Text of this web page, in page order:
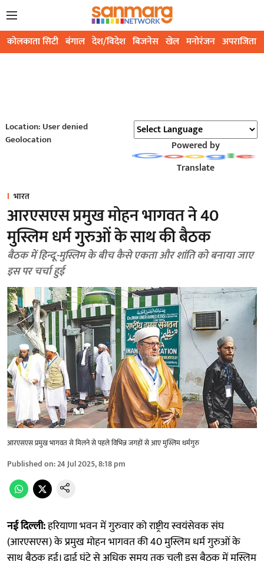
कोलकाता सिटी बंगाल देश/विदेश बिजनेस खेल मनोरंजन अपराजिता
Location: User denied
Geolocation
Powered by
Translate
भारत
आरएसएस प्रमुख मोहन भागवत ने 40
मुस्लिम धर्म गुरुओं के साथ की बैठक
बैठक में हिन्दू-मुस्लिम के बीच कैसे एकता और शांति को बनाया जाए
इस पर चर्चा हुई
आरएसएस प्रमुख भागवत से मिलने से पहले विभिन्न जगहाें से आए मुस्लिम धर्मगुरु
Published on:24 Jul 2025, 8:18 pm
नई दिल्ली:हरियाणा भवन में गुरुवार को राष्ट्रीय स्वयंसेवक संघ
(आरएसएस) के प्रमुख मोहन भागवत की 40 मुस्लिम धर्म गुरुओं के